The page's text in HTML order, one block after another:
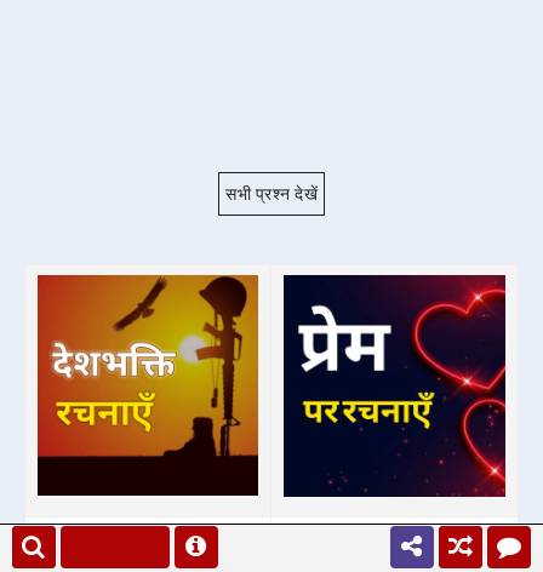
सभी प्रश्न देखें